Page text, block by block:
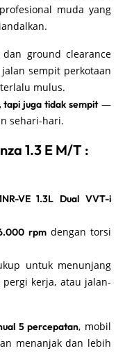
muda yang
ground clearance
sempit perkotaan
mulus.
tapi juga tidak sempit—
sehari-hari.
1.3 E M/T :
VE 1.3L Dual VVT-i
rpmdengan torsi
untuk menunjang
kerja, atau jalan-
5 percepatan, mobil
menanjak dan lebih